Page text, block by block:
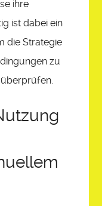
ihre
ist dabei ein
die Strategie
zu